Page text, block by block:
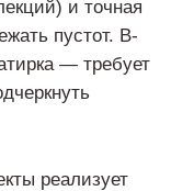
и точная
пустот. В-
— требует
реализует